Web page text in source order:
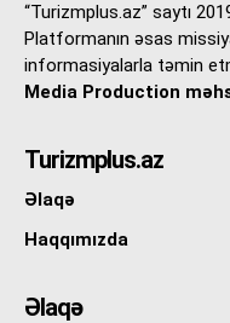
“Turizmplus.az” saytı
Platformanın əsas
informasiyalarla təmin
Media Production
Turizmplus.az
Əlaqə
Haqqımızda
Əlaqə